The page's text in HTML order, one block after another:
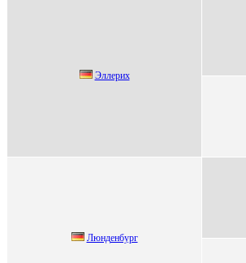
Эллepих
Люнденбург